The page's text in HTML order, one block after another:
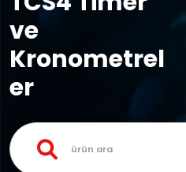
ve
Kronometrel
er